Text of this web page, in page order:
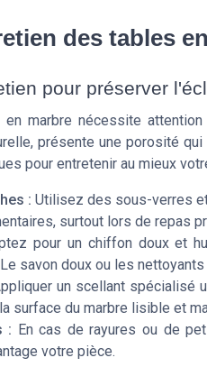
des tables
pour préserver
en marbre nécessite
présente une porosité
pour entretenir au mieux
: Utilisez des sous-verres
surtout lors de repas
pour un chiffon doux et
savon doux ou les
un scellant spécialisé
surface du marbre lisible et
: En cas de rayures ou de
votre pièce.